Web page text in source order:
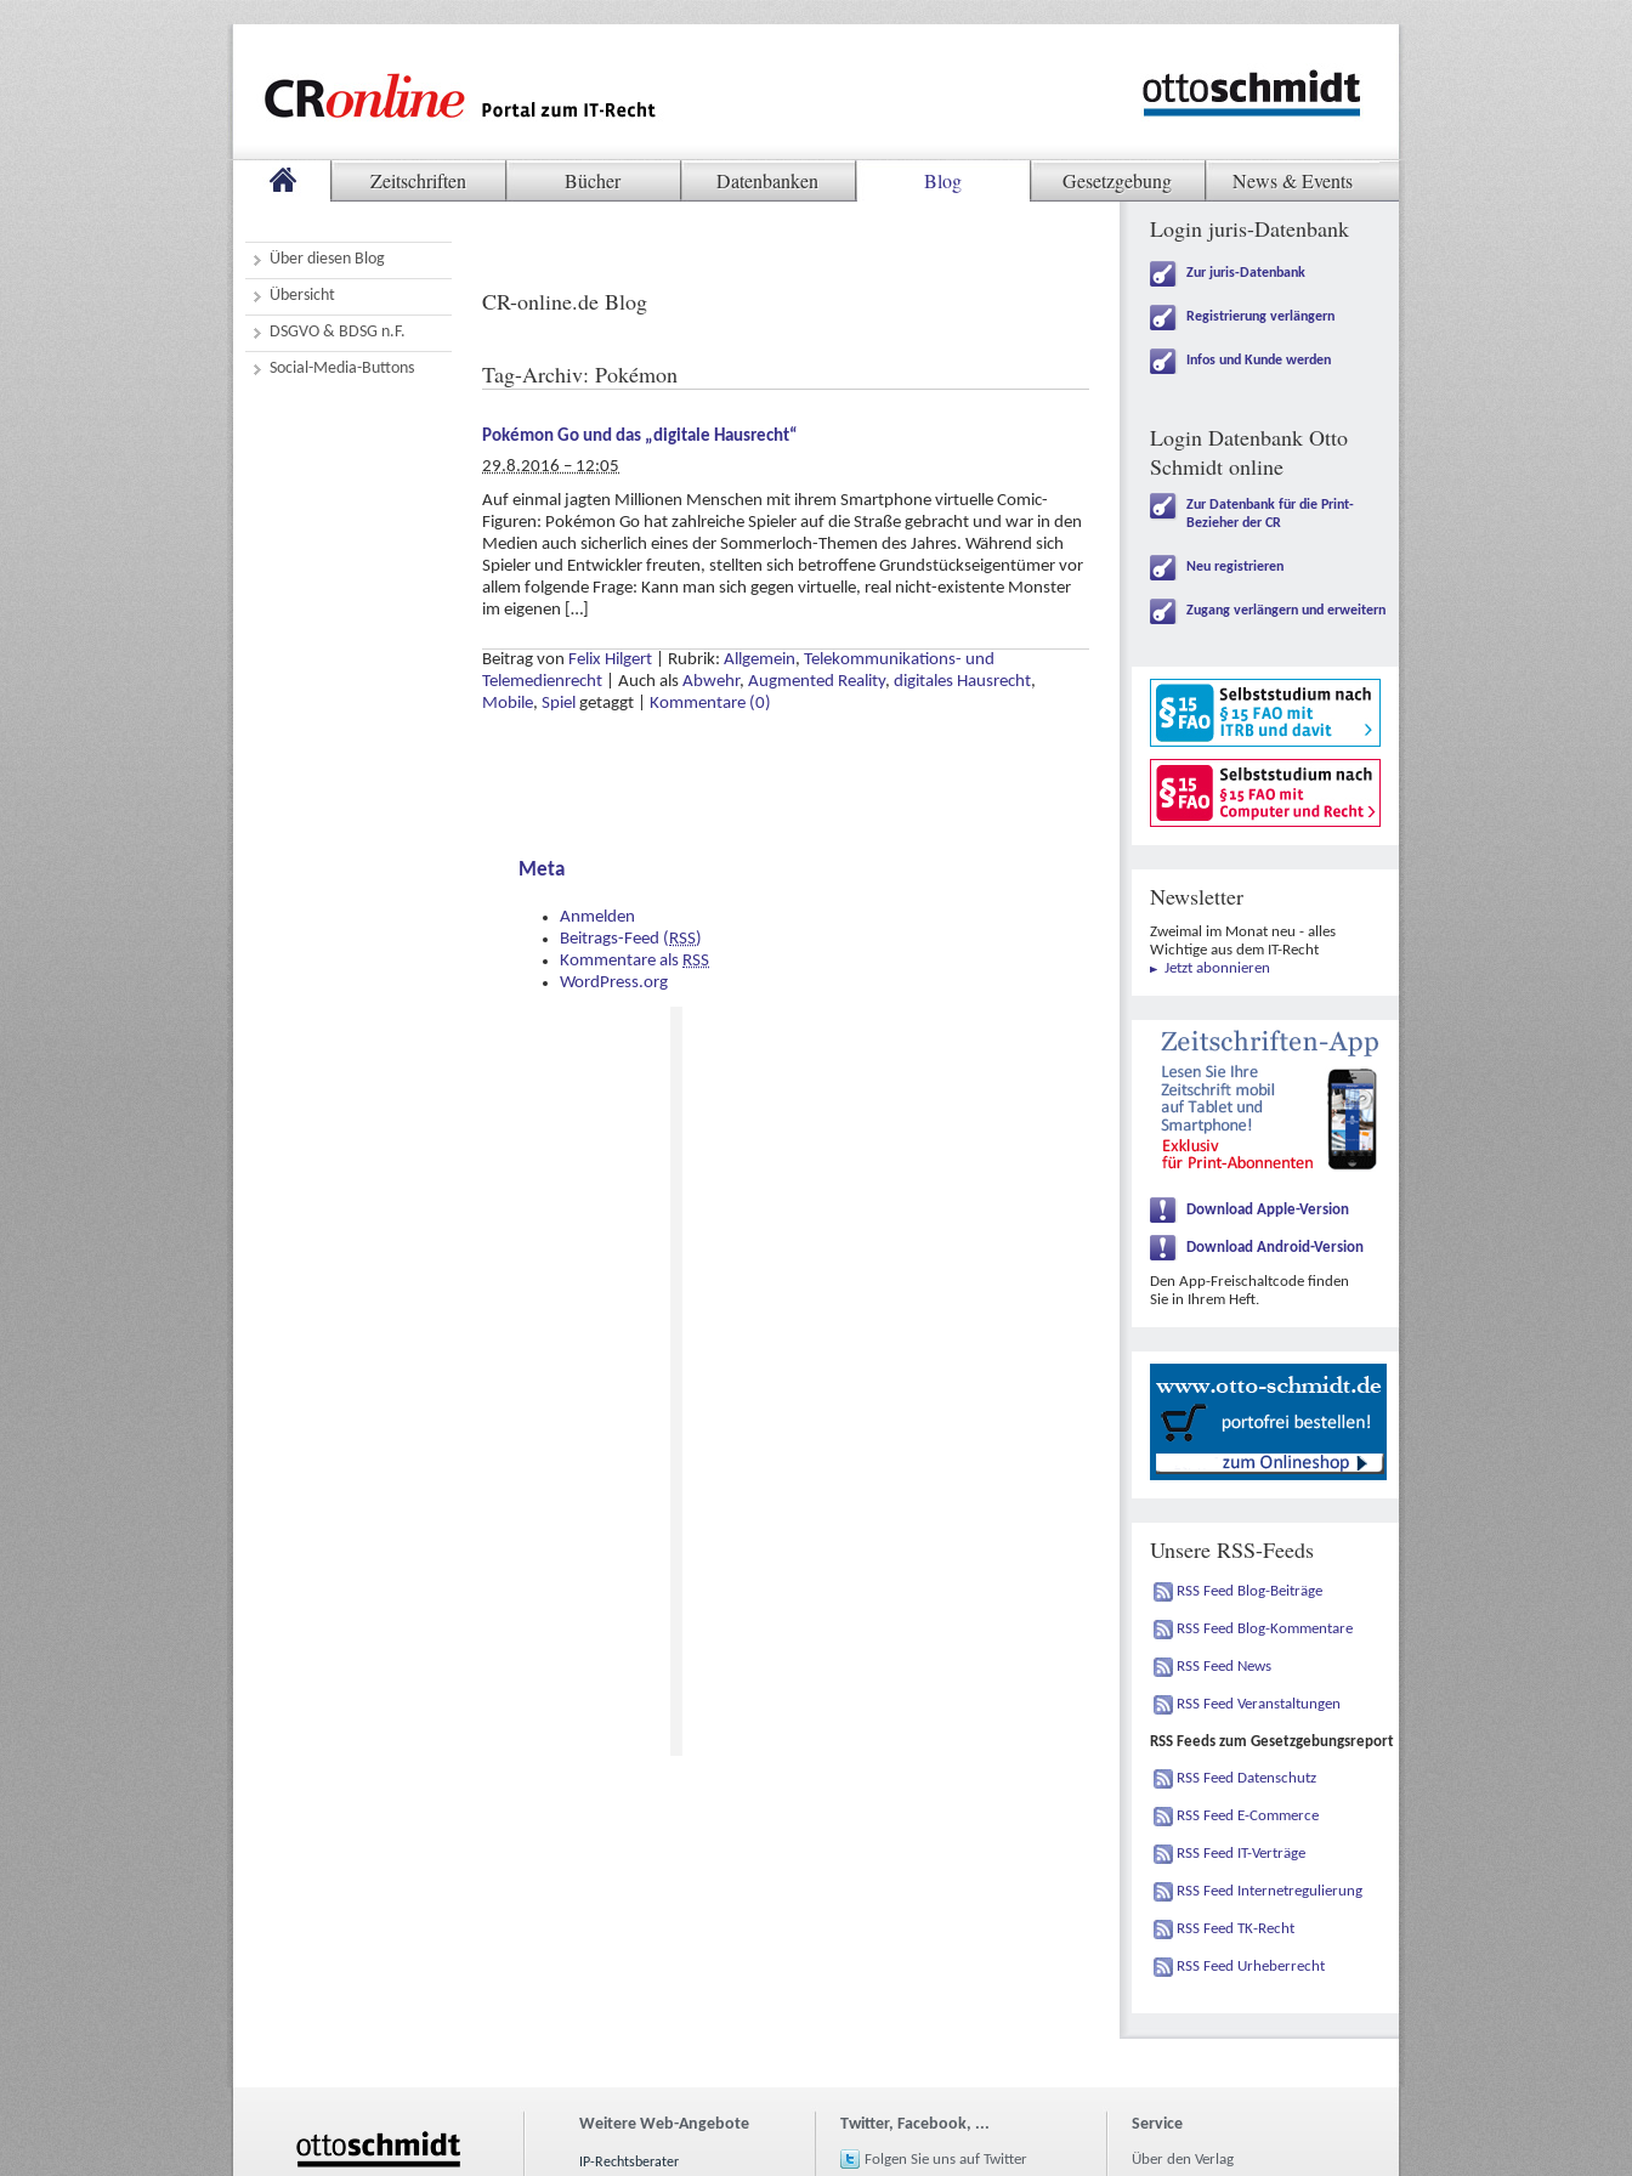
Zeitschriften Bücher Datenbanken Blog Gesetzgebung News & Events
Über diesen Blog
Übersicht
DSGVO & BDSG n.F.
Social-Media-Buttons
CR-online.de Blog
Tag-Archiv: Pokémon
Pokémon Go und das „digitale Hausrecht“
29.8.2016 – 12:05
Auf einmal jagten Millionen Menschen mit ihrem Smartphone virtuelle Comic-
Figuren: Pokémon Go hat zahlreiche Spieler auf die Straße gebracht und war in den
Medien auch sicherlich eines der Sommerloch-Themen des Jahres. Während sich
Spieler und Entwickler freuten, stellten sich betroffene Grundstückseigentümer vor
allem folgende Frage: Kann man sich gegen virtuelle, real nicht-existente Monster
im eigenen […]
Beitrag von Felix Hilgert Rubrik: Allgemein, Telekommunikations- und
Telemedienrecht
Auch als Abwehr, Augmented Reality, digitales Hausrecht,
Mobile, Spiel getaggt Kommentare (0)
Meta
Anmelden
Beitrags-Feed (RSS)
Kommentare als RSS
WordPress.org
Login juris-Datenbank
Zur juris-Datenbank
Registrierung verlängern
Infos und Kunde werden
Login Datenbank Otto
Schmidt online
Zur Datenbank für die Print-
Bezieher der CR
Neu registrieren
Zugang verlängern und erweitern
Newsletter
Zweimal im Monat neu - alles
Wichtige aus dem IT-Recht
Jetzt abonnieren
Download Apple-Version
Download Android-Version
Den App-Freischaltcode finden
Sie in Ihrem Heft.
Unsere RSS-Feeds
RSS Feed Blog-Beiträge
RSS Feed Blog-Kommentare
RSS Feed News
RSS Feed Veranstaltungen
RSS Feeds zum Gesetzgebungsreport
RSS Feed Datenschutz
RSS Feed E-Commerce
RSS Feed IT-Verträge
RSS Feed Internetregulierung
RSS Feed TK-Recht
RSS Feed Urheberrecht
Weitere Web-Angebote
IP-Rechtsberater
Twitter, Facebook, ...
Folgen Sie uns auf Twitter
Service
Über den Verlag